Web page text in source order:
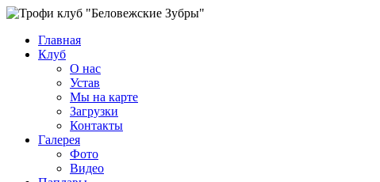
Главная
Клуб
О нас
Устав
Мы на карте
Загрузки
Контакты
Галерея
Фото
Видео